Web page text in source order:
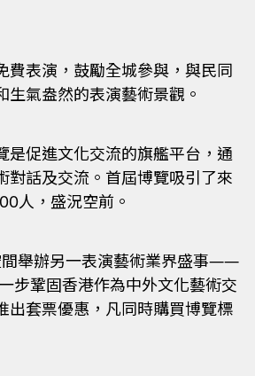
費表演，鼓勵全城參與，與民同
氣盎然的表演藝術景觀。
是促進文化交流的旗艦平台，通
對話及交流。首屆博覽吸引了來
人，盛況空前。
間舉辦另一表演藝術業界盛事——
步鞏固香港作為中外文化藝術交
出套票優惠，凡同時購買博覽標